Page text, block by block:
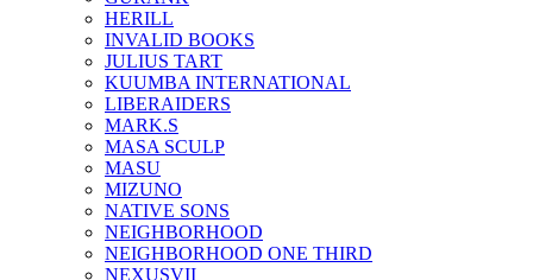
HERILL
INVALID BOOKS
JULIUS TART
KUUMBA INTERNATIONAL
LIBERAIDERS
MARK.S
MASA SCULP
MASU
MIZUNO
NATIVE SONS
NEIGHBORHOOD
NEIGHBORHOOD ONE THIRD
NEXUSVII